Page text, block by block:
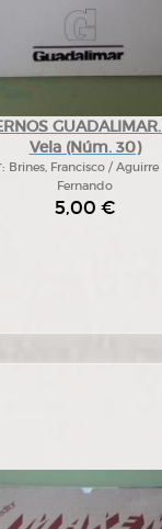
Vela (Núm. 30)
Brines, Francisco /
Fernando
5,00 €